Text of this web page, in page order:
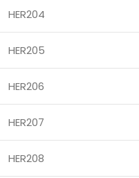
HER204
HER205
HER206
HER207
HER208